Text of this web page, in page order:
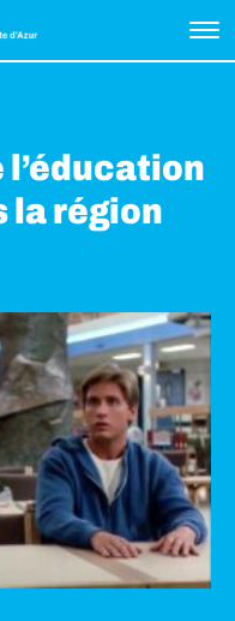
l’éducation
la région